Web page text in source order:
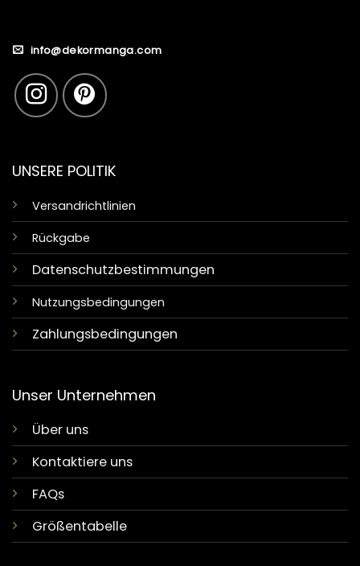
info@dekormanga.com
UNSERE POLITIK
Versandrichtlinien
Rückgabe
Datenschutzbestimmungen
Nutzungsbedingungen
Zahlungsbedingungen
Unser Unternehmen
Über uns
Kontaktiere uns
FAQs
Größentabelle